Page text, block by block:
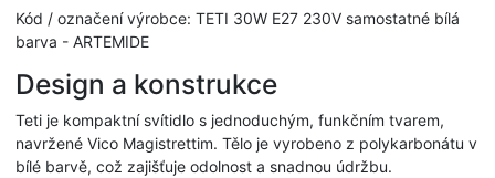
Kód / označení výrobce: TETI 30W E27 230V samostatné bílá
barva - ARTEMIDE
Design a konstrukce
Teti je kompaktní svítidlo s jednoduchým, funkčním tvarem,
navržené Vico Magistrettim. Tělo je vyrobeno z polykarbonátu v
bílé barvě, což zajišťuje odolnost a snadnou údržbu.